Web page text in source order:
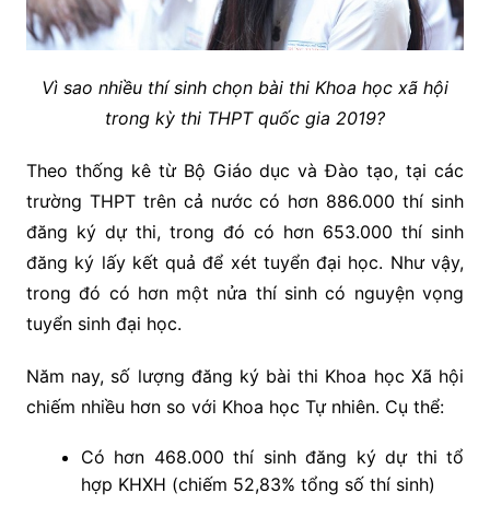
Vì sao nhiều thí sinh chọn bài thi Khoa học xã hội
trong kỳ thi THPT quốc gia 2019?
Theo thống kê từ Bộ Giáo dục và Đào tạo, tại các
trường THPT trên cả nước có hơn 886.000 thí sinh
đăng ký dự thi, trong đó có hơn 653.000 thí sinh
đăng ký lấy kết quả để xét tuyển đại học. Như vậy,
trong đó có hơn một nửa thí sinh có nguyện vọng
tuyển sinh đại học.
Năm nay, số lượng đăng ký bài thi Khoa học Xã hội
chiếm nhiều hơn so với Khoa học Tự nhiên. Cụ thể:
Có hơn 468.000 thí sinh đăng ký dự thi tổ
hợp KHXH (chiếm 52,83% tổng số thí sinh)